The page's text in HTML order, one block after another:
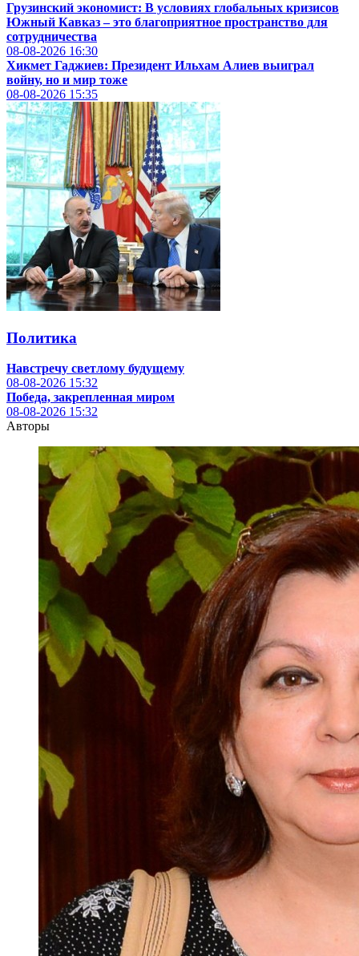
Грузинский экономист: В условиях глобальных кризисов
Южный Кавказ – это благоприятное пространство для
сотрудничества
08-08-2026 16:30
Хикмет Гаджиев: Президент Ильхам Алиев выиграл
войну, но и мир тоже
08-08-2026 15:35
Политика
Навстречу светлому будущему
08-08-2026 15:32
Победа, закрепленная миром
08-08-2026 15:32
Авторы